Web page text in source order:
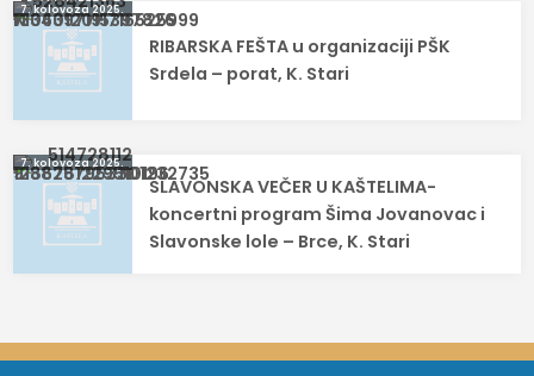
Navigacija
objava
7. kolovoza 2025.
RIBARSKA FEŠTA u organizaciji PŠK
Srdela – porat, K. Stari
7. kolovoza 2025.
SLAVONSKA VEČER U KAŠTELIMA-
koncertni program Šima Jovanovac i
Slavonske lole – Brce, K. Stari